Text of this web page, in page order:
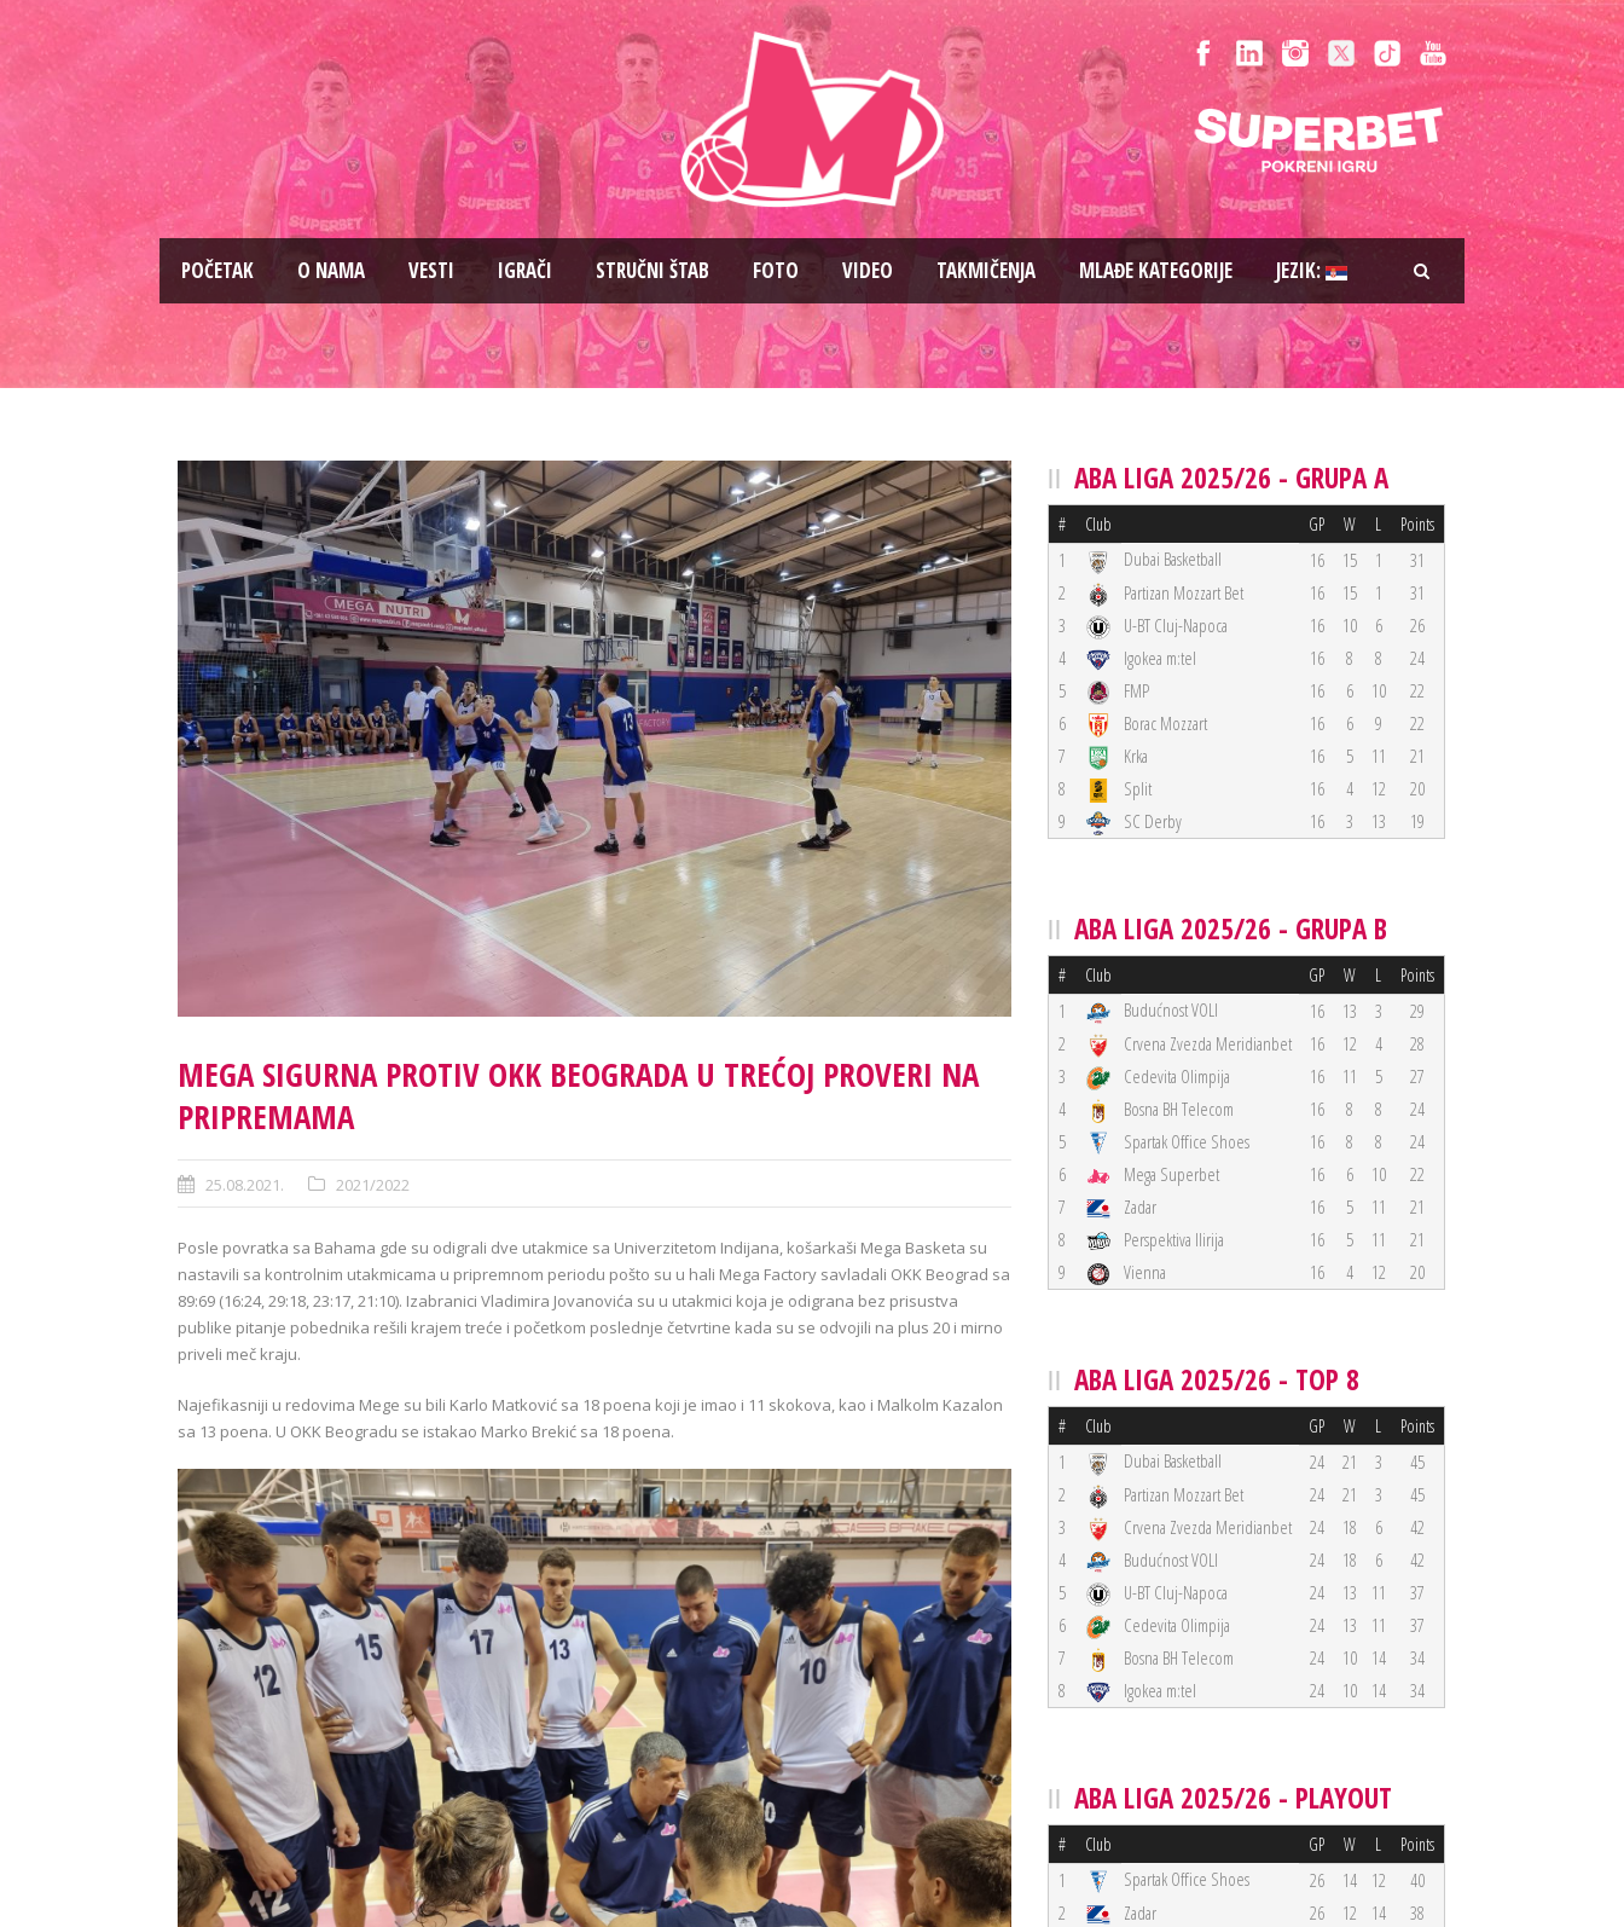
PОČETAK O NAMA VESTI IGRAČI STRUČNI ŠTAB FOTO VIDEO TAKMIČENJA MLAĐE KATEGORIJE JEZIK:
MEGA SIGURNA PROTIV OKK BEOGRADA U TREĆOJ PROVERI NA
PRIPREMAMA
25.08.2021. 2021/2022
Posle povratka sa Bahama gde su odigrali dve utakmice sa Univerzitetom Indijana, košarkaši Mega Basketa su
nastavili sa kontrolnim utakmicama u pripremnom periodu pošto su u hali Mega Factory savladali OKK Beograd sa
89:69 (16:24, 29:18, 23:17, 21:10). Izabranici Vladimira Jovanovića su u utakmici koja je odigrana bez prisustva
publike pitanje pobednika rešili krajem treće i početkom poslednje četvrtine kada su se odvojili na plus 20 i mirno
priveli meč kraju.
Najefikasniji u redovima Mege su bili Karlo Matković sa 18 poena koji je imao i 11 skokova, kao i Malkolm Kazalon
sa 13 poena. U OKK Beogradu se istakao Marko Brekić sa 18 poena.
ABA LIGA 2025/26 - GRUPA A
# Club GP W L Points
1 Dubai Basketball 16 15 1
31
2
Partizan Mozzart Bet 16 15 1
31
3
U-BT Cluj-Napoca 16 10 6
26
4
Igokea m:tel 16 8 8
24
5
FMP 16 6 10
22
6
Borac Mozzart 16 6 9
22
7
Krka 16 5 11
21
8
Split 16 4 12
20
9
SC Derby 16 3 13 19
ABA LIGA 2025/26 - GRUPA B
# Club GP W L Points
1 Budućnost VOLI 16 13 3
29
2
Crvena Zvezda Meridianbet 16 12 4
28
3
Cedevita Olimpija 16 11 5
27
4
Bosna BH Telecom 16 8 8
24
5
Spartak Office Shoes 16 8 8
24
6
Mega Superbet 16 6 10
22
7
Zadar 16 5 11
21
8
Perspektiva Ilirija 16 5 11
21
9
Vienna 16 4 12 20
ABA LIGA 2025/26 - TOP 8
# Club GP W L Points
1 Dubai Basketball 24 21 3
45
2
Partizan Mozzart Bet 24 21 3
45
3
Crvena Zvezda Meridianbet 24 18 6
42
4
Budućnost VOLI 24 18 6
42
5
U-BT Cluj-Napoca 24 13 11
37
6
Cedevita Olimpija 24 13 11
37
7
Bosna BH Telecom 24 10 14
34
8
Igokea m:tel 24 10 14 34
ABA LIGA 2025/26 - PLAYOUT
# Club GP W L Points
1 Spartak Office Shoes 26 14 12
40
2
Zadar 26 12 14
38